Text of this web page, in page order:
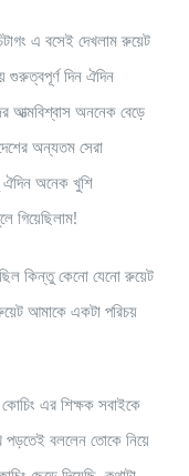
এ বসেই দেখলাম রুয়েট
দিন ঐদিন
আত্মবিশ্বাস অননেক বেড়ে
অন্যতম সেরা
অনেক খুশি
গিয়েছিলাম!
কিন্তু কেনো যেনো রুয়েট
আমাকে একটা পরিচয়
এর শিক্ষক সবাইকে
পড়তেই বললেন তোকে নিয়ে